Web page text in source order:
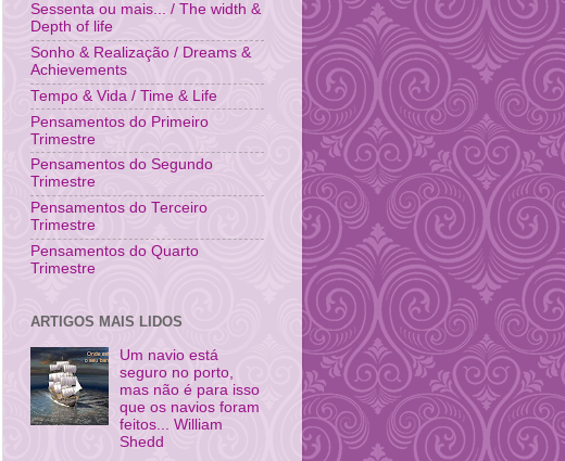
Sessenta ou mais... / The width &
Depth of life
Sonho & Realização / Dreams &
Achievements
Tempo & Vida / Time & Life
Pensamentos do Primeiro
Trimestre
Pensamentos do Segundo
Trimestre
Pensamentos do Terceiro
Trimestre
Pensamentos do Quarto
Trimestre
ARTIGOS MAIS LIDOS
Um navio está
seguro no porto,
mas não é para isso
que os navios foram
feitos... William
Shedd